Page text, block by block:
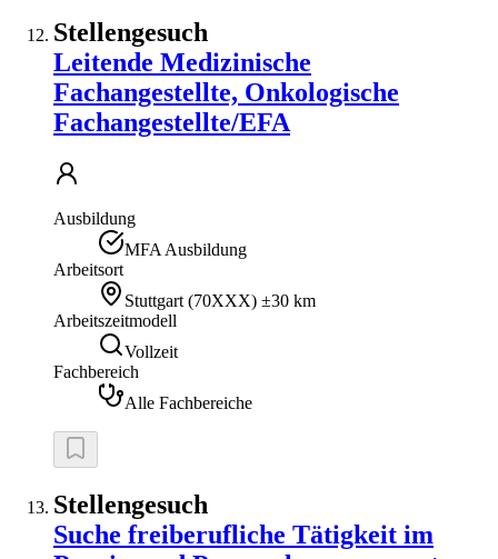
Stellengesuch
Leitende Medizinische
Fachangestellte, Onkologische
Fachangestellte/EFA
Ausbildung
MFA Ausbildung
Arbeitsort
Stuttgart (70XXX) ±30 km
Arbeitszeitmodell
Vollzeit
Fachbereich
Alle Fachbereiche
Stellengesuch
Suche freiberufliche Tätigkeit im